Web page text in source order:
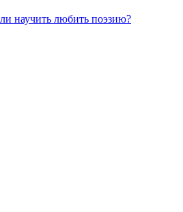
научить любить поэзию?